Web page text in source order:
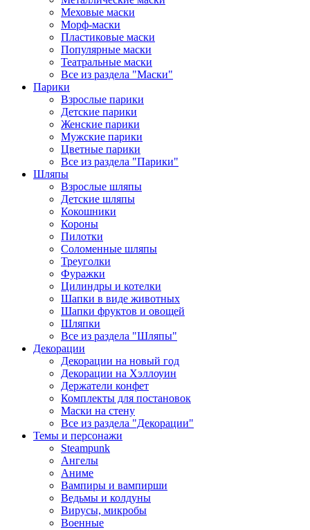
Меховые маски
Морф-маски
Пластиковые маски
Популярные маски
Театральные маски
Все из раздела "Маски"
Парики
Взрослые парики
Детские парики
Женские парики
Мужские парики
Цветные парики
Все из раздела "Парики"
Шляпы
Взрослые шляпы
Детские шляпы
Кокошники
Короны
Пилотки
Соломенные шляпы
Треуголки
Фуражки
Цилиндры и котелки
Шапки в виде животных
Шапки фруктов и овощей
Шляпки
Все из раздела "Шляпы"
Декорации
Декорации на новый год
Декорации на Хэллоуин
Держатели конфет
Комплекты для постановок
Маски на стену
Все из раздела "Декорации"
Темы и персонажи
Steampunk
Ангелы
Аниме
Вампиры и вампирши
Ведьмы и колдуны
Вирусы, микробы
Военные